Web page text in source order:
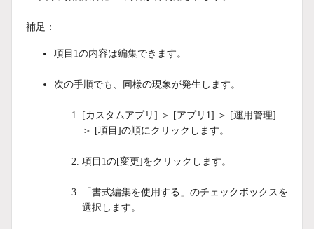
補足：
項目1の内容は編集できます。
次の手順でも、同様の現象が発生します。
[カスタムアプリ] ＞ [アプリ1] ＞ [運用管理]
＞ [項目]の順にクリックします。
項目1の[変更]をクリックします。
「書式編集を使用する」のチェックボックスを
選択します。